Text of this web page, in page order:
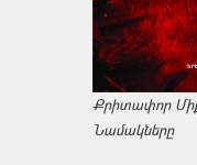
Քրիտափոր
Նամակները